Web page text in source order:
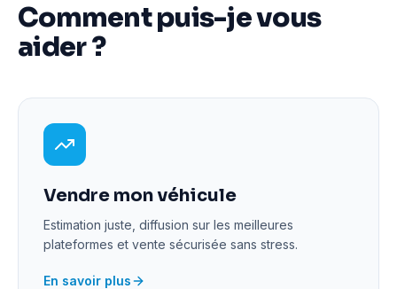
Comment puis-je vous
aider ?
Vendre mon véhicule
Estimation juste, diffusion sur les meilleures
plateformes et vente sécurisée sans stress.
En savoir plus